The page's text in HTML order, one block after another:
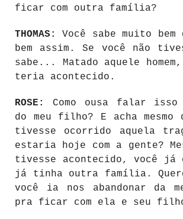
ficar com outra família?
THOMAS:
Você sabe muito
bem assim. Se você não
sabe... Matado aquele
teria acontecido.
ROSE:
Como ousa falar
do meu filho? E acha mesmo
tivesse ocorrido aquela
estaria hoje com a gente?
tivesse acontecido, você já
já tinha outra família.
você ia nos abandonar da
pra ficar com ela e seu